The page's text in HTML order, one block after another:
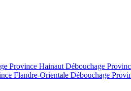
Province Hainaut Débouchage
Flandre-Orientale Débouchage